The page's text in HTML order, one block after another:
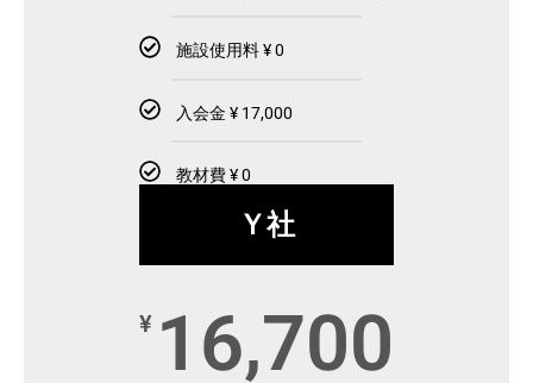
施設使用料 ¥ 0
入会金 ¥ 17,000
教材費 ¥ 0
Ｙ社
¥ 16,700